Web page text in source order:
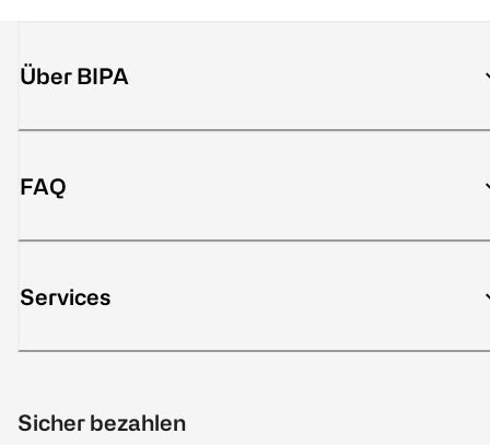
Über BIPA
FAQ
Services
Sicher bezahlen